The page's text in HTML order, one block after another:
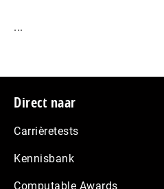
...
Footer
Direct naar
Carrièretests
Kennisbank
Computable Awards